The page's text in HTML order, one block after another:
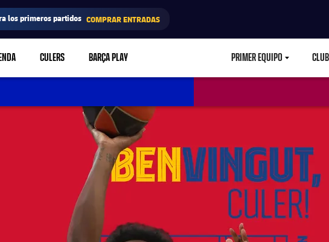
los primeros partidos COMPRAR ENTRADAS
CULERS BARÇA PLAY PRIMER EQUIPO CLUB